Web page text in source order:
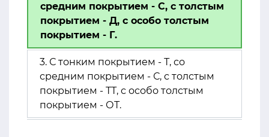
средним покрытием - С, с толстым
покрытием - Д, с особо толстым
покрытием - Г.
3. С тонким покрытием - Т, со
средним покрытием - С, с толстым
покрытием - ТТ, с особо толстым
покрытием - ОТ.